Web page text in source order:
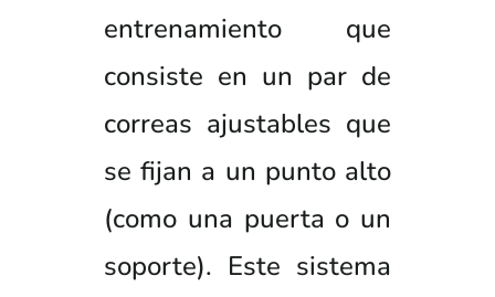
entrenamiento que
consiste en un par de
correas ajustables que
se fijan a un punto alto
(como una puerta o un
soporte). Este sistema